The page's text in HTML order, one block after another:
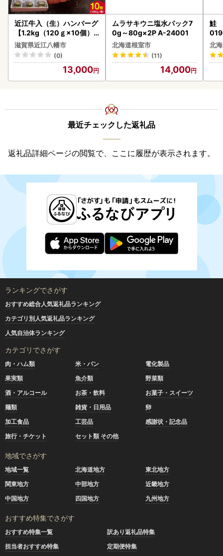
近江牛入（生）ハンバーグ
【1.2kg（120ｇ×10個）
】【AG09W】
滋賀県近江八幡市
(0)
13,000
ムラサキウニ塩水パック7
0g～80g×2P A-24001
北海道根室市
(11)
14,000
鮭
北
最近チェックした返礼品
返礼品詳細ページの閲覧で、ここに履歴が表示されます。
ランキングでさがす
おすすめ総合人気返礼品ランキング
カテゴリ別人気返礼品ランキング
人気自治体ランキング
カテゴリでさがす
肉・ハム類 米・パン
電化製品
果実類
魚介類
野菜類
酒・アルコール
お茶・飲料
お菓子・スイーツ
麺類
雑貨・日用品
卵
加工食品
工芸品
感謝状・記念品
旅行・チケット
セット類 その他
地域でさがす
地域一覧 北海道地方
東北地方
関東地方
中部地方
近畿地方
中国地方
四国地方 九州地方
おすすめ特集でさがす
おすすめ特集一覧
訳あり返礼品特集
担当者おすすめ特集
定期便特集